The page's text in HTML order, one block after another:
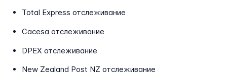
Total Express отслеживание
Cacesa отслеживание
DPEX отслеживание
New Zealand Post NZ отслеживание